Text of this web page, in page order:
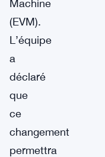
Machine
(EVM).
L’équipe
a
déclaré
que
ce
changement
permettra